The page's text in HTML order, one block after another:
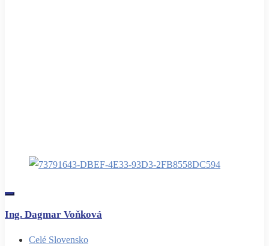
Ing. Dagmar Voňková
Celé Slovensko